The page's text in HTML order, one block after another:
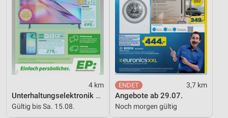
4 km
Unterhaltungselektronik 08/2026
Gültig bis Sa. 15.08.
3,7 km
Angebote ab 29.07.
Noch morgen gültig